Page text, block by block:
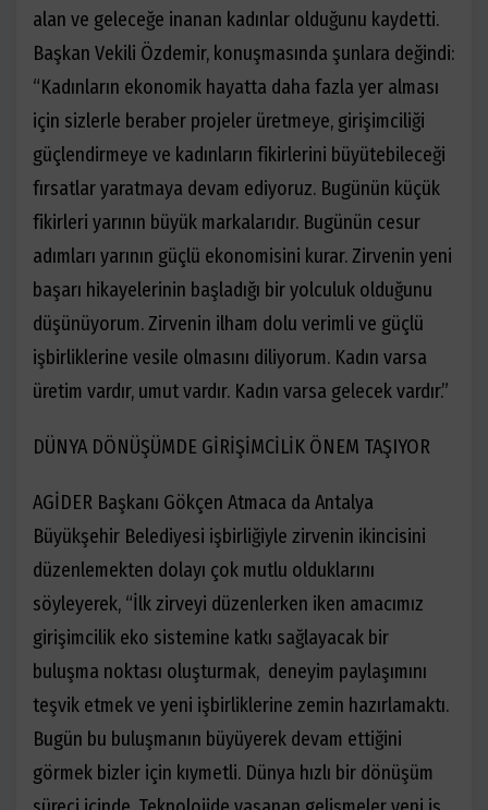
alan ve geleceğe inanan kadınlar olduğunu kaydetti.
Başkan Vekili Özdemir, konuşmasında şunlara değindi:
“Kadınların ekonomik hayatta daha fazla yer alması
için sizlerle beraber projeler üretmeye, girişimciliği
güçlendirmeye ve kadınların fikirlerini büyütebileceği
fırsatlar yaratmaya devam ediyoruz. Bugünün küçük
fikirleri yarının büyük markalarıdır. Bugünün cesur
adımları yarının güçlü ekonomisini kurar. Zirvenin yeni
başarı hikayelerinin başladığı bir yolculuk olduğunu
düşünüyorum. Zirvenin ilham dolu verimli ve güçlü
işbirliklerine vesile olmasını diliyorum. Kadın varsa
üretim vardır, umut vardır. Kadın varsa gelecek vardır.”
DÜNYA DÖNÜŞÜMDE GİRİŞİMCİLİK ÖNEM TAŞIYOR
AGİDER Başkanı Gökçen Atmaca da Antalya
Büyükşehir Belediyesi işbirliğiyle zirvenin ikincisini
düzenlemekten dolayı çok mutlu olduklarını
söyleyerek, “İlk zirveyi düzenlerken iken amacımız
girişimcilik eko sistemine katkı sağlayacak bir
buluşma noktası oluşturmak, deneyim paylaşımını
teşvik etmek ve yeni işbirliklerine zemin hazırlamaktı.
Bugün bu buluşmanın büyüyerek devam ettiğini
görmek bizler için kıymetli. Dünya hızlı bir dönüşüm